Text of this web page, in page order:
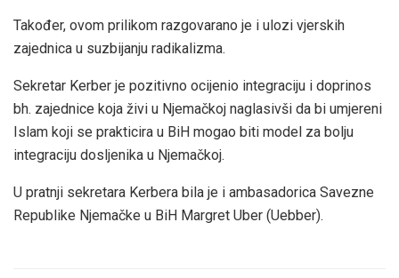
Također, ovom prilikom razgovarano je i ulozi vjerskih
zajednica u suzbijanju radikalizma.
Sekretar Kerber je pozitivno ocijenio integraciju i doprinos
bh. zajednice koja živi u Njemačkoj naglasivši da bi umjereni
Islam koji se prakticira u BiH mogao biti model za bolju
integraciju dosljenika u Njemačkoj.
U pratnji sekretara Kerbera bila je i ambasadorica Savezne
Republike Njemačke u BiH Margret Uber (Uebber).